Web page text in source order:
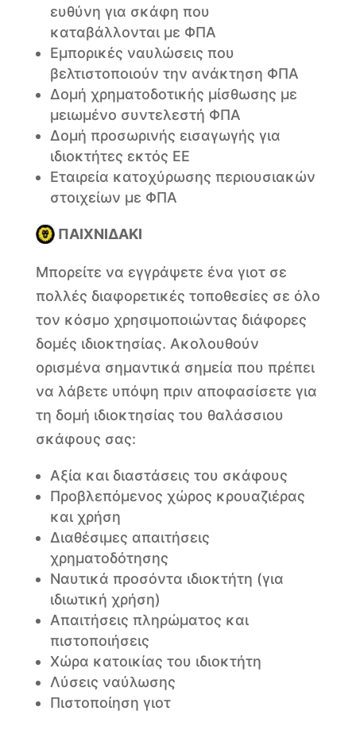
ευθύνη για σκάφη που
καταβάλλονται με ΦΠΑ
Εμπορικές ναυλώσεις που
βελτιστοποιούν την ανάκτηση ΦΠΑ
Δομή χρηματοδοτικής μίσθωσης με
μειωμένο συντελεστή ΦΠΑ
Δομή προσωρινής εισαγωγής για
ιδιοκτήτες εκτός ΕΕ
Εταιρεία κατοχύρωσης περιουσιακών
στοιχείων με ΦΠΑ
ΠΑΙΧΝΙΔΑΚΙ
Μπορείτε να εγγράψετε ένα γιοτ σε
πολλές διαφορετικές τοποθεσίες σε όλο
τον κόσμο χρησιμοποιώντας διάφορες
δομές ιδιοκτησίας. Ακολουθούν
ορισμένα σημαντικά σημεία που πρέπει
να λάβετε υπόψη πριν αποφασίσετε για
τη δομή ιδιοκτησίας του θαλάσσιου
σκάφους σας:
Αξία και διαστάσεις του σκάφους
Προβλεπόμενος χώρος κρουαζιέρας
και χρήση
Διαθέσιμες απαιτήσεις
χρηματοδότησης
Ναυτικά προσόντα ιδιοκτήτη (για
ιδιωτική χρήση)
Απαιτήσεις πληρώματος και
πιστοποιήσεις
Χώρα κατοικίας του ιδιοκτήτη
Λύσεις ναύλωσης
Πιστοποίηση γιοτ